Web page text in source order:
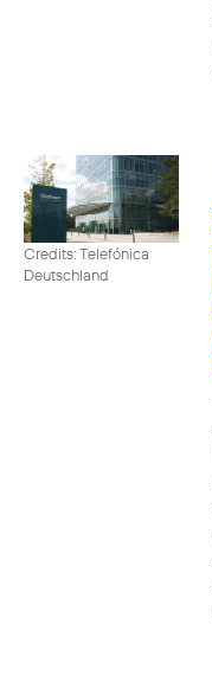
Credits: Telefónica
Deutschland